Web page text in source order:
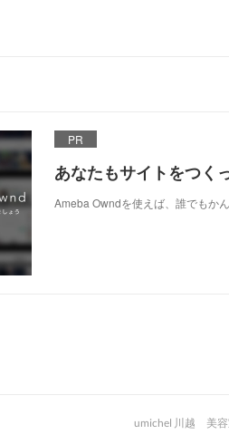
PR
あなたもサイトをつく
Ameba Owndを使えば、誰でもか
umichel 川越 美